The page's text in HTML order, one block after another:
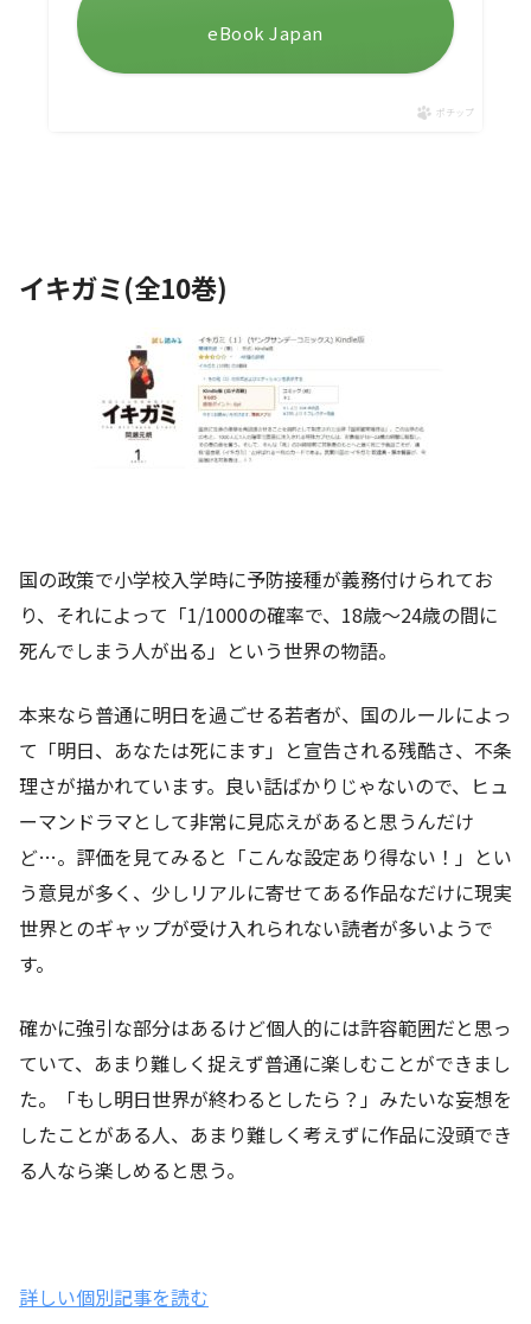
eBook Japan
ポチップ
イキガミ(全10巻)
国の政策で小学校入学時に予防接種が義務付けられてお
り、それによって「1/1000の確率で、18歳～24歳の間に
死んでしまう人が出る」という世界の物語。
本来なら普通に明日を過ごせる若者が、国のルールによっ
て「明日、あなたは死にます」と宣告される残酷さ、不条
理さが描かれています。良い話ばかりじゃないので、ヒュ
ーマンドラマとして非常に見応えがあると思うんだけ
ど…。評価を見てみると「こんな設定あり得ない！」とい
う意見が多く、少しリアルに寄せてある作品なだけに現実
世界とのギャップが受け入れられない読者が多いようで
す。
確かに強引な部分はあるけど個人的には許容範囲だと思っ
ていて、あまり難しく捉えず普通に楽しむことができまし
た。「もし明日世界が終わるとしたら？」みたいな妄想を
したことがある人、あまり難しく考えずに作品に没頭でき
る人なら楽しめると思う。
詳しい個別記事を読む